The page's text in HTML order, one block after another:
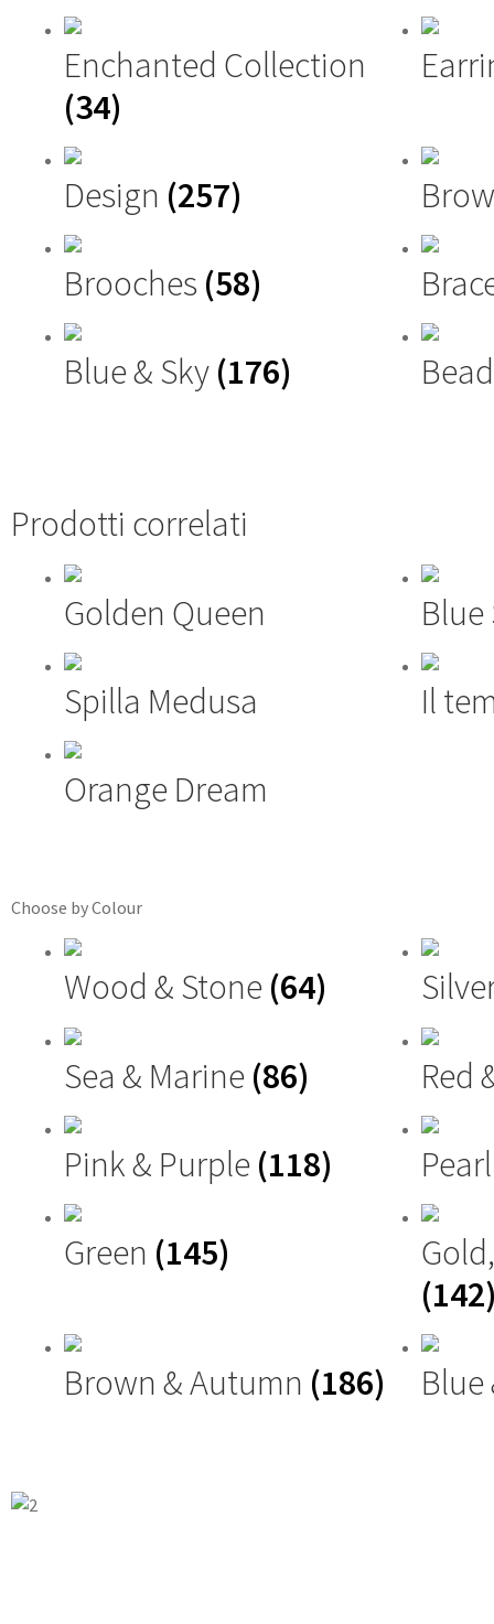
Enchanted Collection
(34)
Design (257)
Brooches (58)
Blue & Sky (176)
Prodotti correlati
Golden Queen Blue
Spilla Medusa Il
Orange Dream
Choose by Colour
Wood & Stone (64)
Sea & Marine (86) Red
Pink & Purple (118)
Green (145)
Brown & Autumn (186)